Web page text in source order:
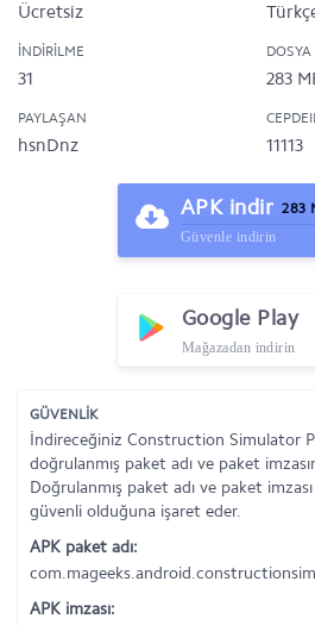
Ücretsiz
İNDIRILME
31 283
PAYLAŞAN
hsnDnz 11113
APK indir 283
Güvenle indirin
Google Play
Mağazadan indirin
GÜVENLİK
İndireceğiniz Construction Simulator
doğrulanmış paket adı ve paket
Doğrulanmış paket adı ve paket
güvenli olduğuna işaret eder.
APK paket adı:
APK imzası: